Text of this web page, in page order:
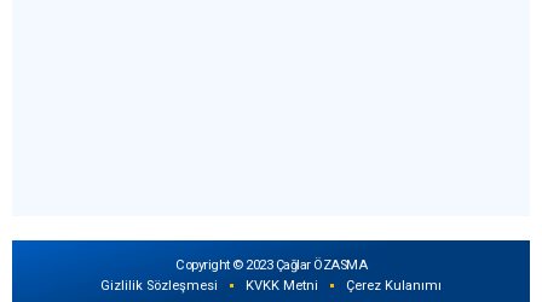
Copyright © 2023 Çağlar ÖZASMA
Gizlilik Sözleşmesi
KVKK Metni Çerez Kulanımı